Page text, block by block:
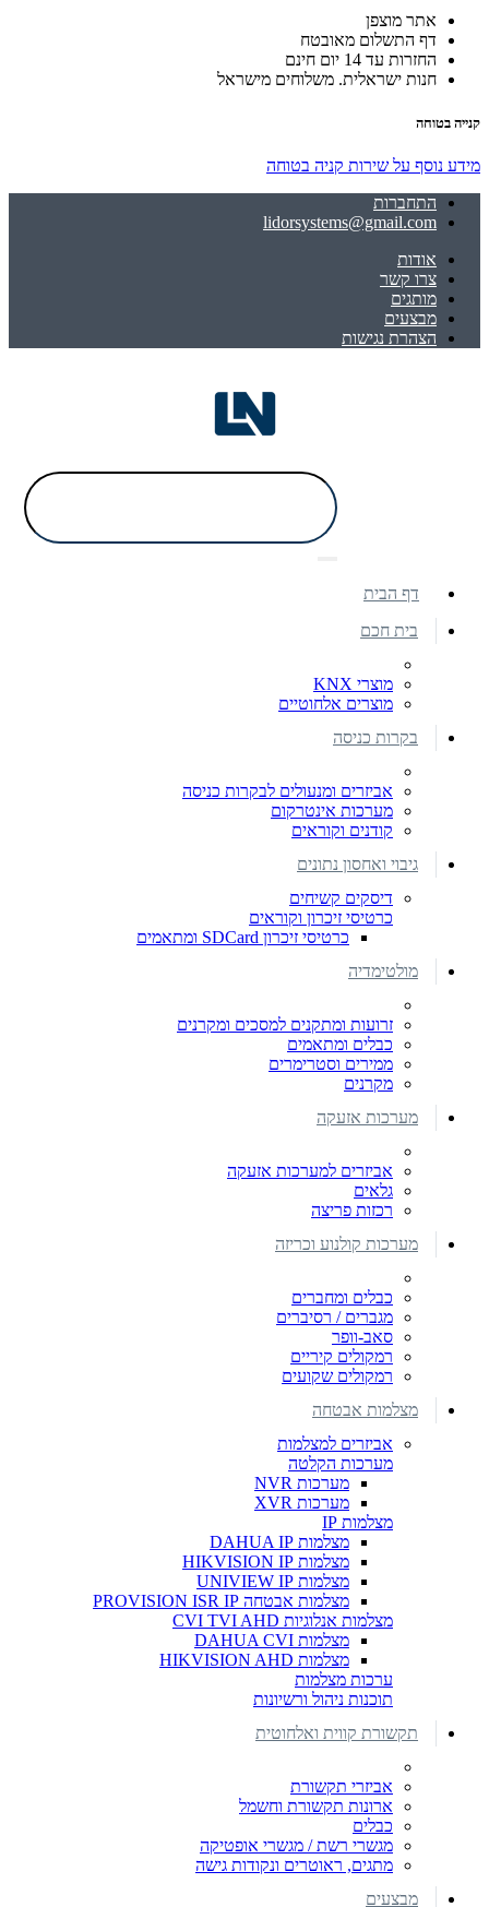
אתר מוצפן
דף התשלום מאובטח
החזרות עד 14 יום חינם
חנות ישראלית. משלוחים מישראל
קנייה בטוחה
מידע נוסף על שירות קניה בטוחה
התחברות
lidorsystems@gmail.com
אודות
צרו קשר
מותגים
מבצעים
הצהרת נגישות
דף הבית
בית חכם
מוצרי KNX
מוצרים אלחוטיים
בקרות כניסה
אביזרים ומנעולים לבקרות כניסה
מערכות אינטרקום
קודנים וקוראים
גיבוי ואחסון נתונים
דיסקים קשיחים
כרטיסי זיכרון וקוראים
כרטיסי זיכרון SDCard ומתאמים
מולטימדיה
זרועות ומתקנים למסכים ומקרנים
כבלים ומתאמים
ממירים וסטרימרים
מקרנים
מערכות אזעקה
אביזרים למערכות אזעקה
גלאים
רכזות פריצה
מערכות קולנוע וכריזה
כבלים ומחברים
מגברים / רסיברים
סאב-וופר
רמקולים קיריים
רמקולים שקועים
מצלמות אבטחה
אביזרים למצלמות
מערכות הקלטה
מערכות NVR
מערכות XVR
מצלמות IP
מצלמות DAHUA IP
מצלמות HIKVISION IP
מצלמות UNIVIEW IP
מצלמות אבטחה PROVISION ISR IP
מצלמות אנלוגיות CVI TVI AHD
מצלמות DAHUA CVI
מצלמות HIKVISION AHD
ערכות מצלמות
תוכנות ניהול ורשיונות
תקשורת קווית ואלחוטית
אביזרי תקשורת
ארונות תקשורת וחשמל
כבלים
מגשרי רשת / מגשרי אופטיקה
מתגים, ראוטרים ונקודות גישה
מבצעים